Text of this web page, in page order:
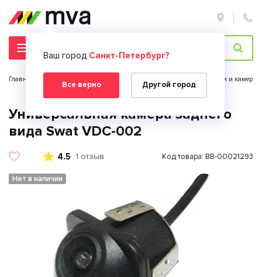
Ваш город Санкт-Петербург?
Все верно Другой город
Главная страница Парктроники и камеры
Универсальная камера заднего
вида Swat VDC-002
4.5 1 отзыв Код товара: BB-00021293
Нет в наличии